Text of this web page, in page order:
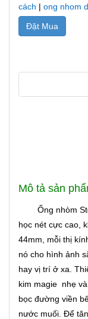
cách | ong nhom
Đặt Mua
Mô tả sản
Ống nhòm
học nét cực cao,
44mm, mỗi thị
nó cho hình ảnh
hay vị trí ở xa.
kim magie nhẹ
bọc đường viền
nước muối. Để